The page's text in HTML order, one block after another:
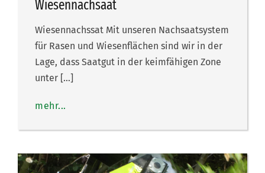
Wiesennachsaat
Wiesennachssat Mit unseren Nachsaatsystem
für Rasen und Wiesenflächen sind wir in der
Lage, dass Saatgut in der keimfähigen Zone
unter […]
mehr...